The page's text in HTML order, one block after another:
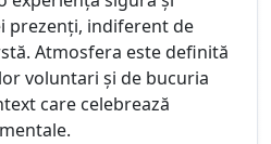
prezenți, indiferent de
Atmosfera este definită
voluntari și de bucuria
care celebrează